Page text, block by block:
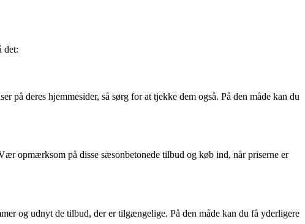
det:
deres hjemmesider, så sørg for at tjekke dem også. På den måde kan du
opmærksom på disse sæsonbetonede tilbud og køb ind, når priserne er
og udnyt de tilbud, der er tilgængelige. På den måde kan du få yderligere